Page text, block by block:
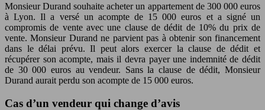
Monsieur Durand souhaite acheter un appartement de 300 000 euros
à Lyon. Il a versé un acompte de 15 000 euros et a signé un
compromis de vente avec une clause de dédit de 10% du prix de
vente. Monsieur Durand ne parvient pas à obtenir son financement
dans le délai prévu. Il peut alors exercer la clause de dédit et
récupérer son acompte, mais il devra payer une indemnité de dédit
de 30 000 euros au vendeur. Sans la clause de dédit, Monsieur
Durand aurait perdu son acompte de 15 000 euros.
Cas d’un vendeur qui change d’avis